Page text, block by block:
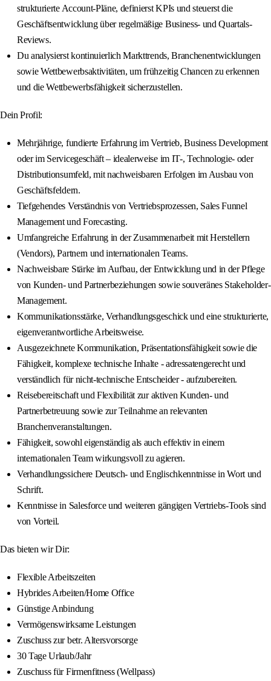
strukturierte Account-Pläne, definierst KPIs und steuerst die
Geschäftsentwicklung über regelmäßige Business- und Quartals-
Reviews.
Du analysierst kontinuierlich Markttrends, Branchenentwicklungen
sowie Wettbewerbsaktivitäten, um frühzeitig Chancen zu erkennen
und die Wettbewerbsfähigkeit sicherzustellen.
Dein Profil:
Mehrjährige, fundierte Erfahrung im Vertrieb, Business Development
oder im Servicegeschäft – idealerweise im IT-, Technologie- oder
Distributionsumfeld, mit nachweisbaren Erfolgen im Ausbau von
Geschäftsfeldern.
Tiefgehendes Verständnis von Vertriebsprozessen, Sales Funnel
Management und Forecasting.
Umfangreiche Erfahrung in der Zusammenarbeit mit Herstellern
(Vendors), Partnern und internationalen Teams.
Nachweisbare Stärke im Aufbau, der Entwicklung und in der Pflege
von Kunden- und Partnerbeziehungen sowie souveränes Stakeholder-
Management.
Kommunikationsstärke, Verhandlungsgeschick und eine strukturierte,
eigenverantwortliche Arbeitsweise.
Ausgezeichnete Kommunikation, Präsentationsfähigkeit sowie die
Fähigkeit, komplexe technische Inhalte - adressatengerecht und
verständlich für nicht-technische Entscheider - aufzubereiten.
Reisebereitschaft und Flexibilität zur aktiven Kunden- und
Partnerbetreuung sowie zur Teilnahme an relevanten
Branchenveranstaltungen.
Fähigkeit, sowohl eigenständig als auch effektiv in einem
internationalen Team wirkungsvoll zu agieren.
Verhandlungssichere Deutsch- und Englischkenntnisse in Wort und
Schrift.
Kenntnisse in Salesforce und weiteren gängigen Vertriebs-Tools sind
von Vorteil.
Das bieten wir Dir:
Flexible Arbeitszeiten
Hybrides Arbeiten/Home Office
Günstige Anbindung
Vermögenswirksame Leistungen
Zuschuss zur betr. Altersvorsorge
30 Tage Urlaub/Jahr
Zuschuss für Firmenfitness (Wellpass)